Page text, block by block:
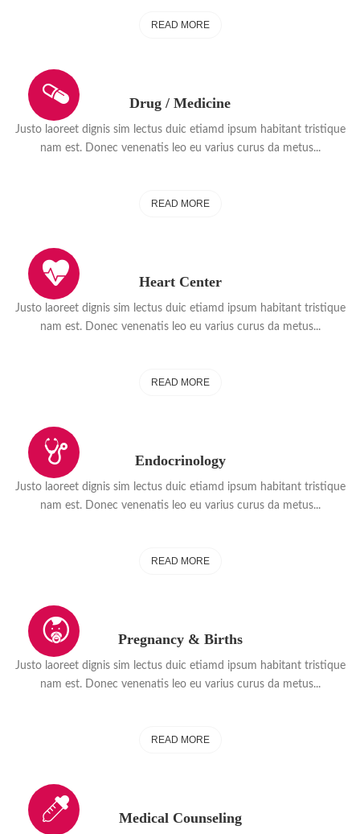
READ MORE
Drug / Medicine
Justo laoreet dignis sim lectus duic etiamd ipsum habitant tristique
nam est. Donec venenatis leo eu varius curus da metus...
READ MORE
Heart Center
Justo laoreet dignis sim lectus duic etiamd ipsum habitant tristique
nam est. Donec venenatis leo eu varius curus da metus...
READ MORE
Endocrinology
Justo laoreet dignis sim lectus duic etiamd ipsum habitant tristique
nam est. Donec venenatis leo eu varius curus da metus...
READ MORE
Pregnancy & Births
Justo laoreet dignis sim lectus duic etiamd ipsum habitant tristique
nam est. Donec venenatis leo eu varius curus da metus...
READ MORE
Medical Counseling